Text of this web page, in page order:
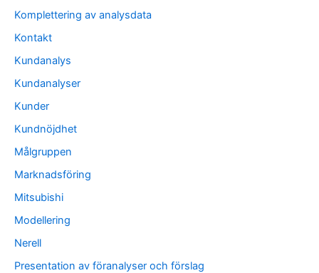
Komplettering av analysdata
Kontakt
Kundanalys
Kundanalyser
Kunder
Kundnöjdhet
Målgruppen
Marknadsföring
Mitsubishi
Modellering
Nerell
Presentation av föranalyser och förslag